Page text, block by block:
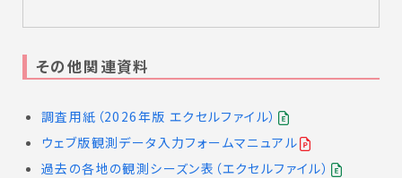
その他関連資料
調査用紙（2026年版 エクセルファイル）
ウェブ版観測データ入力フォームマニュアル
過去の各地の観測シーズン表（エクセルファイル）